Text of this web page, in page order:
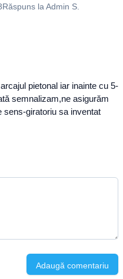
Răspuns la Admin S.
pietonal iar inainte cu 5-
semnalizam,ne asigurăm
sens-giratoriu sa inventat
Adaugă comentariu